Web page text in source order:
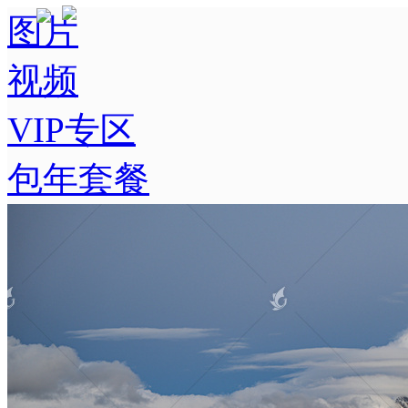
图片
视频
VIP专区
包年套餐